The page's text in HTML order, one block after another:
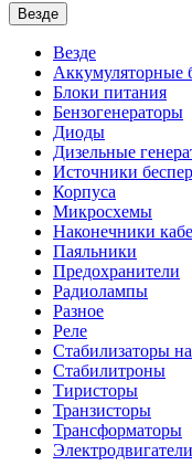
Везде
Везде
Аккумуляторные
Блоки питания
Бензогенераторы
Диоды
Дизельные
Источники
Корпуса
Микросхемы
Наконечники
Паяльники
Предохранители
Радиолампы
Разное
Реле
Стабилизаторы
Стабилитроны
Тиристоры
Транзисторы
Трансформаторы
Электродвигатели